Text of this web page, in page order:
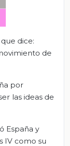
dice:
de
por
las ideas de
España y
IV como su